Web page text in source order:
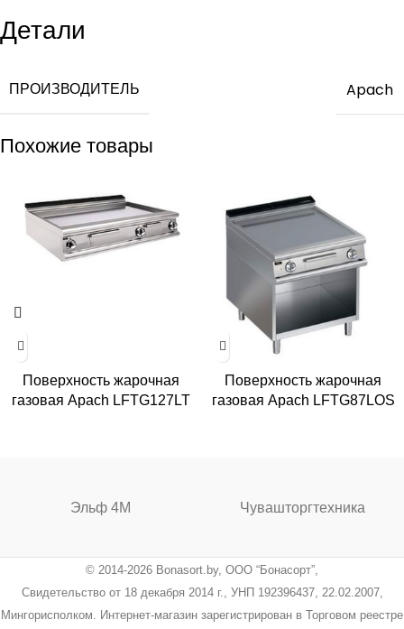
Детали
ПРОИЗВОДИТЕЛЬ Apach
Похожие товары
Поверхность жарочная
газовая Apach LFTG127LT
Поверхность жарочная
газовая Apach LFTG87LOS
Эльф 4М Чувашторгтехника
© 2014-2026 Bonasort.by, ООО “Бонасорт”,
Свидетельство от 18 декабря 2014 г., УНП 192396437, 22.02.2007,
Мингорисполком. Интернет-магазин зарегистрирован в Торговом реестре